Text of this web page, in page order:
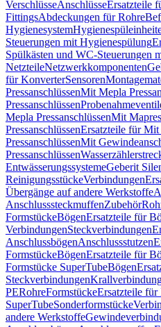
VerschlüsseAnschlüsseErsatzteile
FittingsAbdeckungen für Rohre
Hygienesystem
Steuerungen mit Hygienespülung
Spülkästen und WC-Steuerungen
NetzteileNetzwerkkomponenten
für KonverterSensoren
PressanschlüssenMit Mepla
Pressanschlüssen
Mepla PressanschlüssenMit
PressanschlüssenErsatzteile für Mit
PressanschlüssenMit
Pressanschlüssen
EntwässerungssystemeGeberit
ReinigungsstückeVerbindungen
Übergänge auf andere Werkstoffe
AnschlusssteckmuffenZubehör
FormstückeBögenErsatzteile für
VerbindungenSteckverbindungen
AnschlussbögenAnschlussstutzen
FormstückeBögenErsatzteile für
Formstücke SuperTubeBögen
Steckverbindungen
PERohreFormstückeErsatzteile für
SuperTubeSonderformstücke
andere Werkstoffe